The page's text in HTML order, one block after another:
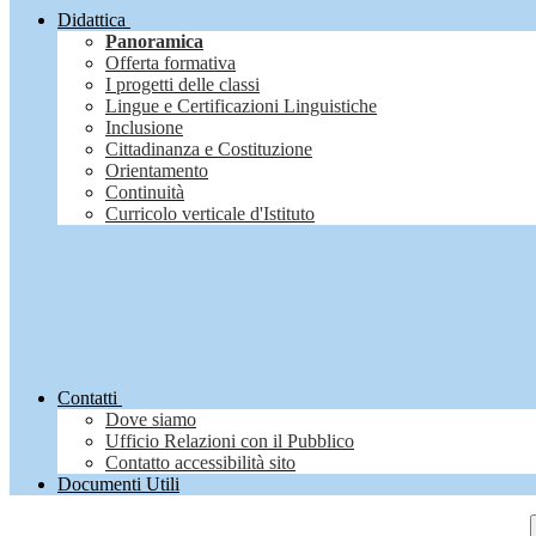
Didattica
Panoramica
Offerta formativa
I progetti delle classi
Lingue e Certificazioni Linguistiche
Inclusione
Cittadinanza e Costituzione
Orientamento
Continuità
Curricolo verticale d'Istituto
Contatti
Dove siamo
Ufficio Relazioni con il Pubblico
Contatto accessibilità sito
Documenti Utili